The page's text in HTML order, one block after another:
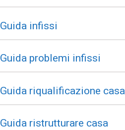
Guida infissi
Guida problemi infissi
Guida riqualificazione casa
Guida ristrutturare casa